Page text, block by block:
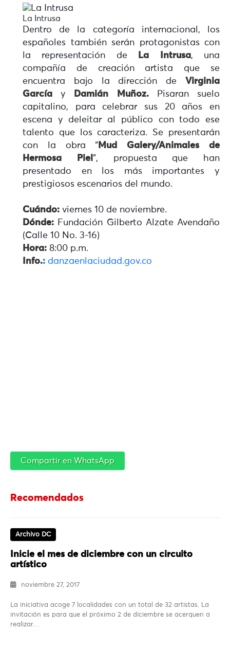
La Intrusa
Dentro de la categoría internacional, los
españoles también serán protagonistas con
la representación de
La Intrusa, una
compañía de creación artista que se
encuentra bajo la dirección de Virginia
García y Damián Muñoz.Pisaran suelo
capitalino, para celebrar sus 20 años en
escena y deleitar al público con todo ese
talento que los caracteriza. Se presentarán
con la obra “ Mud Galery/Animales de
Hermosa Piel ”, propuesta que han
presentado en los más importantes y
prestigiosos escenarios del mundo.
Cuándo: viernes 10 de noviembre.
Dónde: Fundación Gilberto Alzate Avendaño
(Calle 10 No. 3-16)
Hora: 8:00 p.m.
Info.: danzaenlaciudad.gov.co
Compartir en WhatsApp
Recomendados
Archivo DC
Inicie el mes de diciembre con un circuito
artístico
noviembre 27, 2017
La iniciativa acoge 7 localidades con un total de 32 artistas. La
invitación es para que el próximo 2 de diciembre se acerquen a
realizar…